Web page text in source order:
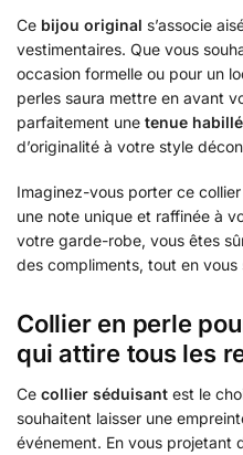
Ce bijou original s’associe
vestimentaires. Que vous
occasion formelle ou pour un
perles saura mettre en avant
parfaitement une tenue
d’originalité à votre style
Imaginez-vous porter ce
une note unique et raffinée à
votre garde-robe, vous êtes
des compliments, tout en vous
Collier en perle
qui attire tous les
Ce collier séduisant est le
souhaitent laisser une
événement. En vous projetant